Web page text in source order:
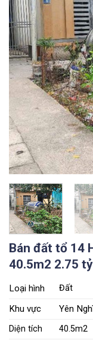
Bán đất tổ 14
40.5m2 2.75 tỷ
Loại hình Đất
Khu vực Yên
Diện tích
40.5m2